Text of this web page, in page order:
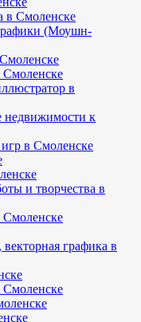
в Смоленске
(Моушн-
Смоленске
в
недвижимости к
в Смоленске
и творчества в
графика в